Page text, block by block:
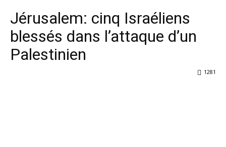
Jérusalem: cinq Israéliens
blessés dans l’attaque d’un
Palestinien
1281